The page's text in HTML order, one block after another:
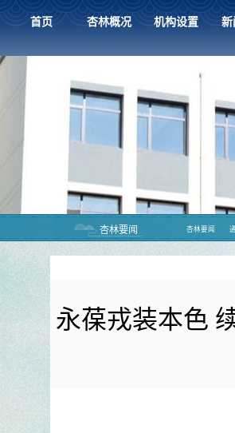
首页 杏林概况 机构设置 新
杏林要闻 杏林要闻
永葆戎装本色